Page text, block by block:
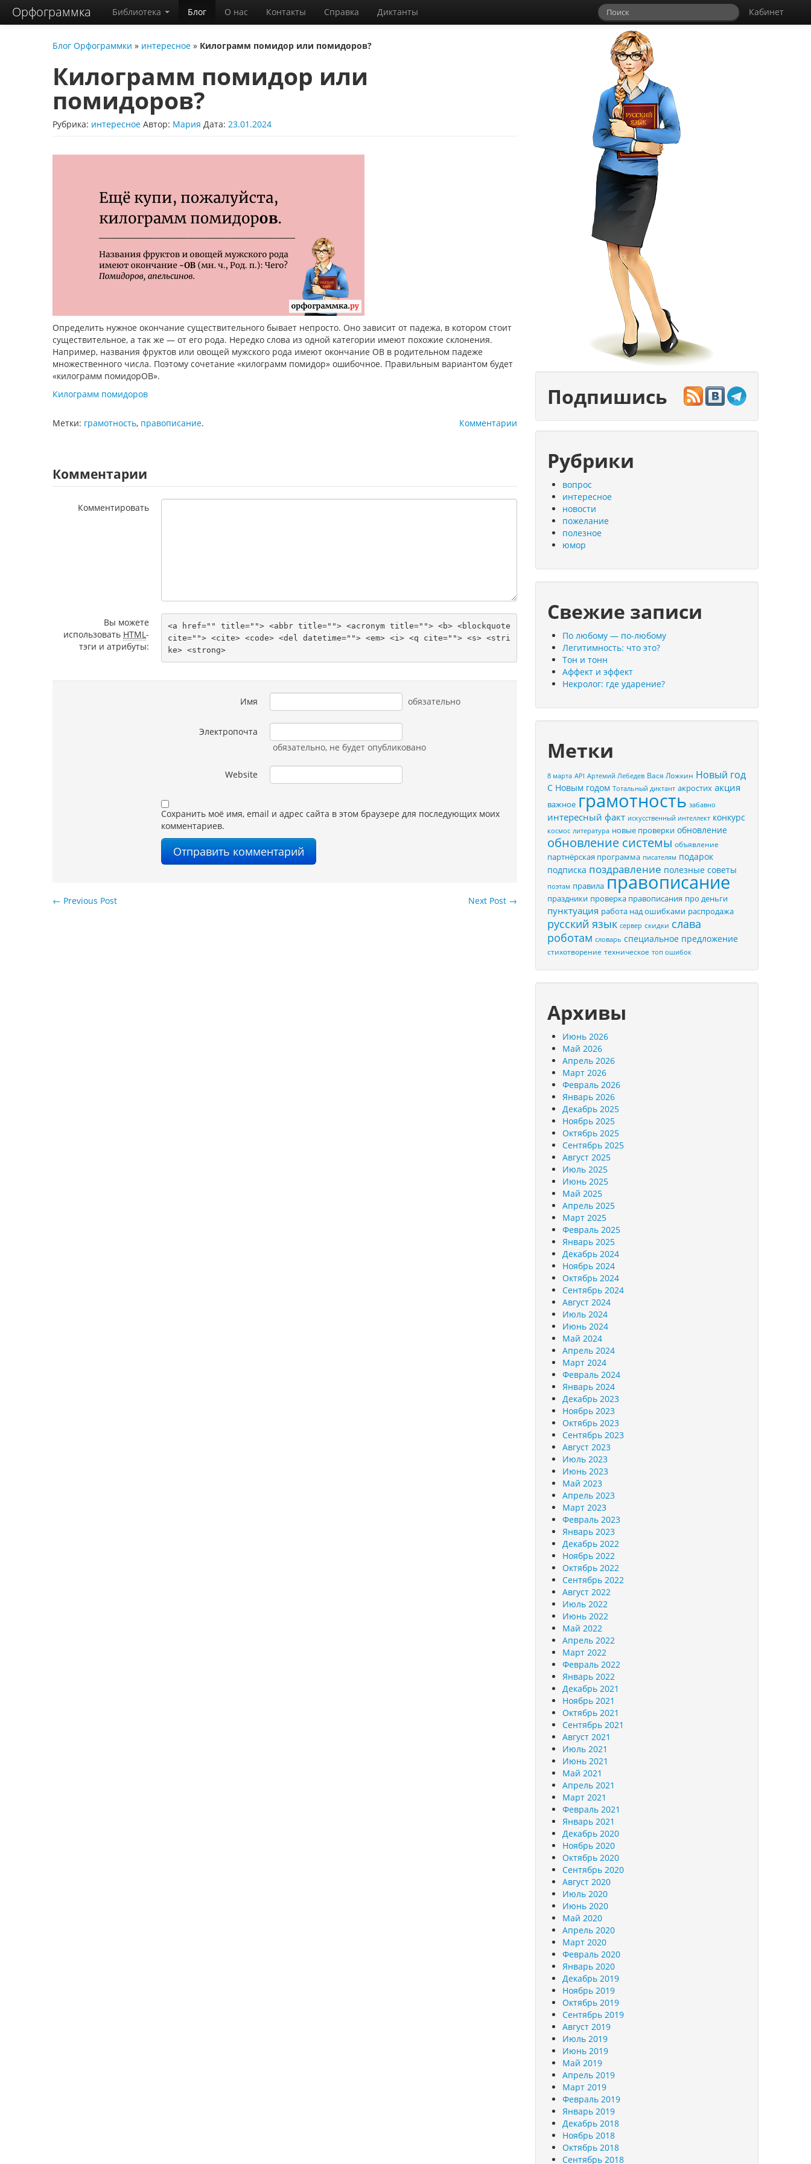
Орфограммка Кабинет
Библиотека Блог О нас Контакты Справка Диктанты
Блог Орфограммки » интересное » Килограмм помидор или помидоров?
Килограмм помидор или
помидоров?
Рубрика: интересное Автор: Мария Дата: 23.01.2024
Определить нужное окончание существительного бывает непросто. Оно зависит от падежа, в котором стоит
существительное, а так же — от его рода. Нередко слова из одной категории имеют похожие склонения.
Например, названия фруктов или овощей мужского рода имеют окончание ОВ в родительном падеже
множественного числа. Поэтому сочетание «килограмм помидор» ошибочное. Правильным вариантом будет
«килограмм помидорОВ».
Килограмм помидоров
Комментарии
Метки: грамотность, правописание.
Комментарии
Комментировать
Вы можете
использовать HTML-
тэги и атрибуты:
<a href="" title=""> <abbr title=""> <acronym title=""> <b> <blockquote
cite=""> <cite> <code> <del datetime=""> <em> <i> <q cite=""> <s> <stri
ke> <strong>
Имя обязательно
Электропочта
обязательно, не будет опубликовано
Website
Сохранить моё имя, email и адрес сайта в этом браузере для последующих моих
комментариев.
Next Post →
← Previous Post
Подпишись
Рубрики
вопрос
интересное
новости
пожелание
полезное
юмор
Свежие записи
По любому — по-любому
Легитимность: что это?
Тон и тонн
Аффект и эффект
Некролог: где ударение?
Метки
8 марта API Артемий Лебедев Вася Ложкин Новый год
С Новым годом Тотальный диктант акростих акция
важное грамотность забавно
интересный факт искусственный интеллект конкурс
космос литература новые проверки обновление
обновление системы объявление
партнёрская программа писателям подарок
подписка поздравление полезные советы
поэтам правила правописание
праздники проверка правописания про деньги
пунктуация работа над ошибками распродажа
русский язык сервер скидки слава
роботам словарь специальное предложение
стихотворение техническое топ ошибок
Архивы
Июнь 2026
Май 2026
Апрель 2026
Март 2026
Февраль 2026
Январь 2026
Декабрь 2025
Ноябрь 2025
Октябрь 2025
Сентябрь 2025
Август 2025
Июль 2025
Июнь 2025
Май 2025
Апрель 2025
Март 2025
Февраль 2025
Январь 2025
Декабрь 2024
Ноябрь 2024
Октябрь 2024
Сентябрь 2024
Август 2024
Июль 2024
Июнь 2024
Май 2024
Апрель 2024
Март 2024
Февраль 2024
Январь 2024
Декабрь 2023
Ноябрь 2023
Октябрь 2023
Сентябрь 2023
Август 2023
Июль 2023
Июнь 2023
Май 2023
Апрель 2023
Март 2023
Февраль 2023
Январь 2023
Декабрь 2022
Ноябрь 2022
Октябрь 2022
Сентябрь 2022
Август 2022
Июль 2022
Июнь 2022
Май 2022
Апрель 2022
Март 2022
Февраль 2022
Январь 2022
Декабрь 2021
Ноябрь 2021
Октябрь 2021
Сентябрь 2021
Август 2021
Июль 2021
Июнь 2021
Май 2021
Апрель 2021
Март 2021
Февраль 2021
Январь 2021
Декабрь 2020
Ноябрь 2020
Октябрь 2020
Сентябрь 2020
Август 2020
Июль 2020
Июнь 2020
Май 2020
Апрель 2020
Март 2020
Февраль 2020
Январь 2020
Декабрь 2019
Ноябрь 2019
Октябрь 2019
Сентябрь 2019
Август 2019
Июль 2019
Июнь 2019
Май 2019
Апрель 2019
Март 2019
Февраль 2019
Январь 2019
Декабрь 2018
Ноябрь 2018
Октябрь 2018
Сентябрь 2018